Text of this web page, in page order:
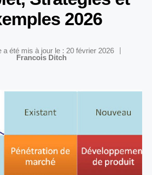
2026
a été mis à jour le : 20 février 2026
Francois Ditch